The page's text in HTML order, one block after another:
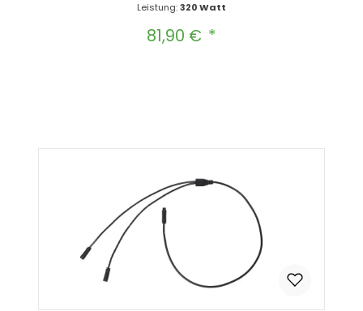
Leistung:320 Watt
Regulärer Preis:
81,90 €